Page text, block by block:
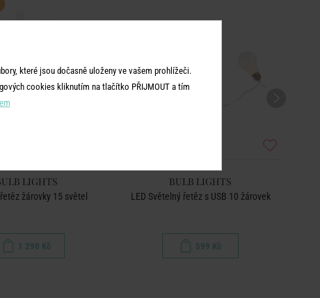
LIGHTS
žárovky 15 světel
1 290 Kč
BULB LIGHTS
LED Světelný řetěz s USB 10 žárovek
599 Kč
které jsou dočasně uloženy ve vašem prohlížeči.
cookies kliknutím na tlačítko PŘIJMOUT a tím